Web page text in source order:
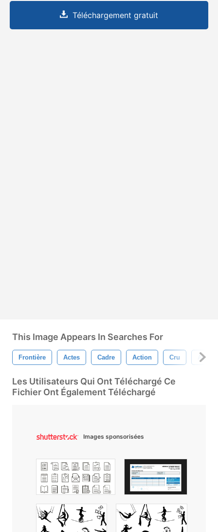
Téléchargement gratuit
This Image Appears In Searches For
Frontière Actes Cadre Action Cru
Les Utilisateurs Qui Ont Téléchargé Ce
Fichier Ont Également Téléchargé
Images sponsorisées